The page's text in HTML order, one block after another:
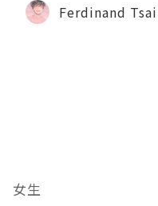
Ferdinand Tsai
女生